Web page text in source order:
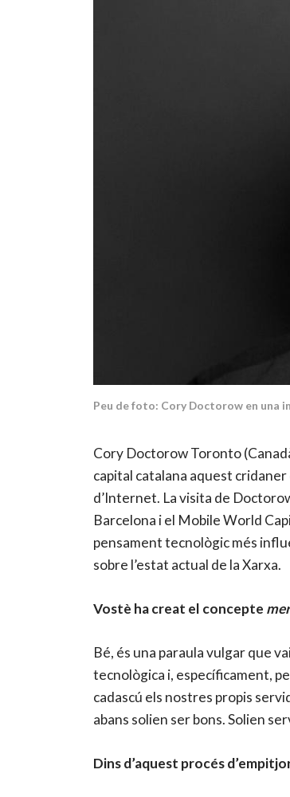
Peu de foto: Cory Doctorow en una
Cory Doctorow Toronto
capital catalana aquest
d’Internet. La visita de
Barcelona i el Mobile World
pensament tecnològic més
sobre l’estat actual de la Xarxa.
Vostè ha creat el concepte
Bé, és una paraula vulgar que
tecnològica i, específicament,
cadascú els nostres propis
abans solien ser bons. Solien
Dins d’aquest procés